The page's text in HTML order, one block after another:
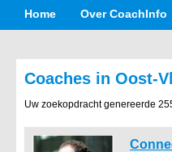
Home Over CoachInfo
Coaches in Oost-
Uw zoekopdracht genereerde